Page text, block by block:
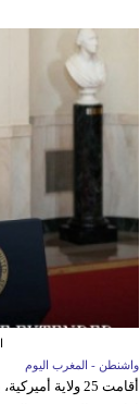
واشنطن - المغرب اليوم
أقامت 25 ولاية